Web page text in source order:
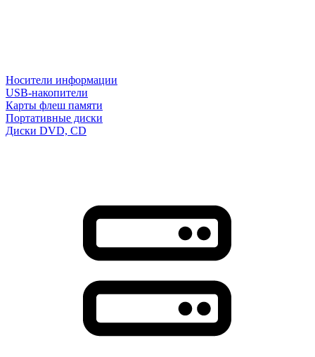
Носители информации
USB-накопители
Карты флеш памяти
Портативные диски
Диски DVD, CD